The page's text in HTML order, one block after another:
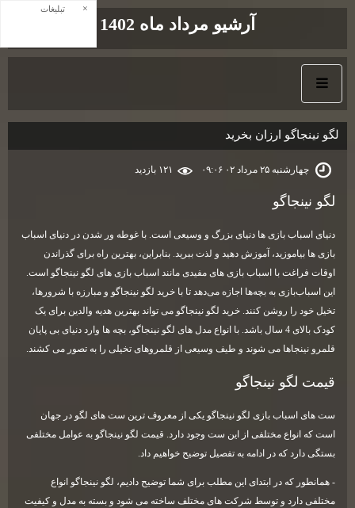
آرشیو مرداد ماه 1402
لگو نینجاگو ارزان بخرید
چهارشنبه ۲۵ مرداد ۰۲ ۰۹:۰۶
لگو نینجاگو
دنیای اسباب بازی ها دنیای بزرگ و وسیعی است. با غوطه ور شدن در دنیای اسباب
بازی ها بیاموزید، آموزش دهید و لذت ببرید. بنابراین، بهترین راه برای گذراندن
اوقات فراغت با اسباب بازی های مفیدی مانند اسباب بازی های لگو نینجاگو است.
این اسباب‌بازی به بچه‌ها اجازه می‌دهد تا با خرید لگو نینجاگو و مبارزه با شرورها،
تخیل خود را روشن کنند. خرید لگو نینجاگو می تواند بهترین هدیه والدین برای یک
کودک بالای 4 سال باشد. با انواع مدل های لگو نینجاگو، بچه ها وارد دنیای بی پایان
قلمرو نینجاها می شوند و طیف وسیعی از قلمروهای تخیلی را به تصور می کشند.
قیمت لگو نینجاگو
ست های اسباب بازی لگو نینجاگو یکی از معروف ترین ست های لگو در جهان
است که انواع مختلفی از این ست وجود دارد. قیمت لگو نینجاگو به عوامل مختلفی
بستگی دارد که در ادامه به تفصیل توضیح خواهیم داد.
- همانطور که در ابتدای این مطلب برای شما توضیح دادیم، لگو نینجاگو انواع
مختلفی دارد و توسط شرکت های مختلف ساخته می شود و بسته به مدل و کیفیت
تبلیغات ×